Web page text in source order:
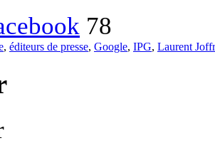
78
, éditeurs de presse, Google, IPG, Laurent